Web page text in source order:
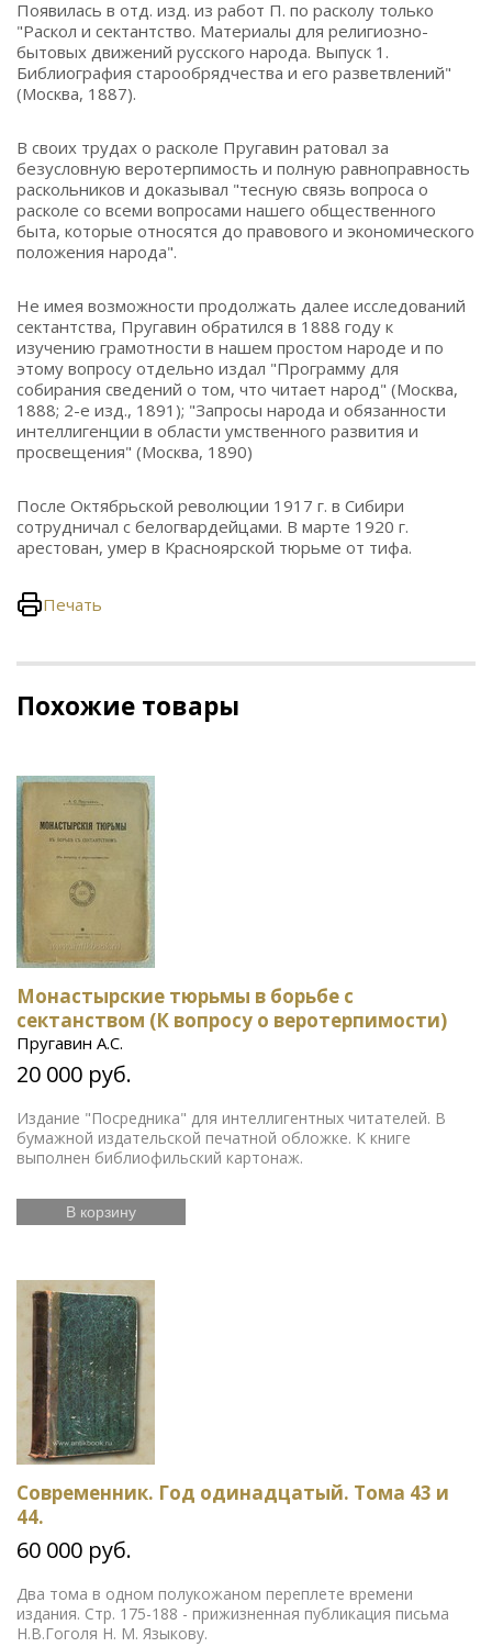
Появилась в отд. изд. из работ П. по расколу только
"Раскол и сектантство. Материалы для религиозно-
бытовых движений русского народа. Выпуск 1.
Библиография старообрядчества и его разветвлений"
(Москва, 1887).
В своих трудах о расколе Пругавин ратовал за
безусловную веротерпимость и полную равноправность
раскольников и доказывал "тесную связь вопроса о
расколе со всеми вопросами нашего общественного
быта, которые относятся до правового и экономического
положения народа".
Не имея возможности продолжать далее исследований
сектантства, Пругавин обратился в 1888 году к
изучению грамотности в нашем простом народе и по
этому вопросу отдельно издал "Программу для
собирания сведений о том, что читает народ" (Москва,
1888; 2-е изд., 1891); "Запросы народа и обязанности
интеллигенции в области умственного развития и
просвещения" (Москва, 1890)
После Октябрьской революции 1917 г. в Сибири
сотрудничал с белогвардейцами. В марте 1920 г.
арестован, умер в Красноярской тюрьме от тифа.
Печать
Похожие товары
Монастырские тюрьмы в борьбе с
сектанством (К вопросу о веротерпимости)
Пругавин А.С.
20 000 руб.
Издание "Посредника" для интеллигентных читателей. В
бумажной издательской печатной обложке. К книге
выполнен библиофильский картонаж.
В корзину
Современник. Год одинадцатый. Тома 43 и
44.
60 000 руб.
Два тома в одном полукожаном переплете времени
издания. Стр. 175-188 - прижизненная публикация письма
Н.В.Гоголя Н. М. Языкову.